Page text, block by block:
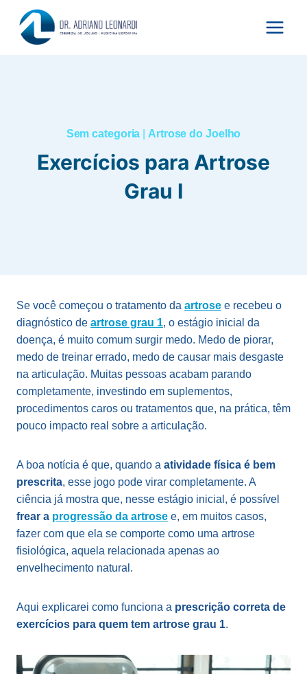
para
Sem categoria Artrose do Joelho
Exercícios para Artrose
Grau I
Se você começou o tratamento da artrose e recebeu o
diagnóstico de artrose grau 1, o estágio inicial da
doença, é muito comum surgir medo. Medo de piorar,
medo de treinar errado, medo de causar mais desgaste
na articulação. Muitas pessoas acabam parando
completamente, investindo em suplementos,
procedimentos caros ou tratamentos que, na prática, têm
pouco impacto real sobre a articulação.
A boa notícia é que, quando a atividade física é bem
prescrita, esse jogo pode virar completamente. A
ciência já mostra que, nesse estágio inicial, é possível
frear a progressão da artrose e, em muitos casos,
fazer com que ela se comporte como uma artrose
fisiológica, aquela relacionada apenas ao
envelhecimento natural.
Aqui explicarei como funciona a prescrição correta de
exercícios para quem tem artrose grau 1.